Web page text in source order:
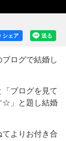
送る
シェア
ログで結婚し
ブログを見て
☆」と題し結婚
よりお付き合